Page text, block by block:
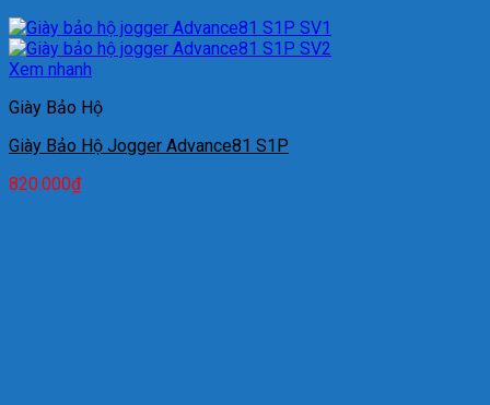
Xem nhanh
Giày Bảo Hộ
Giày Bảo Hộ Jogger Advance81 S1P
820.000₫